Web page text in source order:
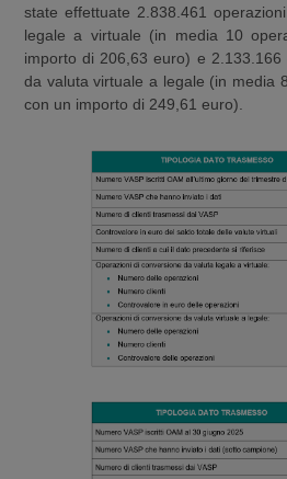
state effettuate 2.838.461
legale a virtuale (in media 10
importo di 206,63 euro) e 2.133.166
da valuta virtuale a legale (in media
con un importo di 249,61 euro).